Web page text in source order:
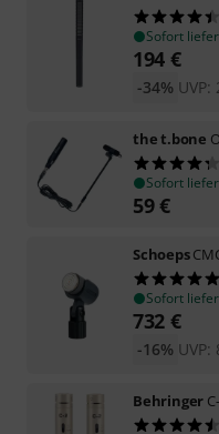
Sofort
194 €
UVP:
-34%
the t.bone
Sofort
59€
Schoeps
Sofort
732 €
UVP:
-16%
Behringer